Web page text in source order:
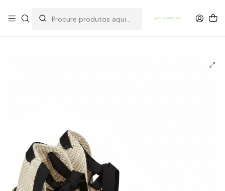
OFERTA DE PORTES DE ENVIO em compras para Portugal superiores a
80€ de artigos sem promoção